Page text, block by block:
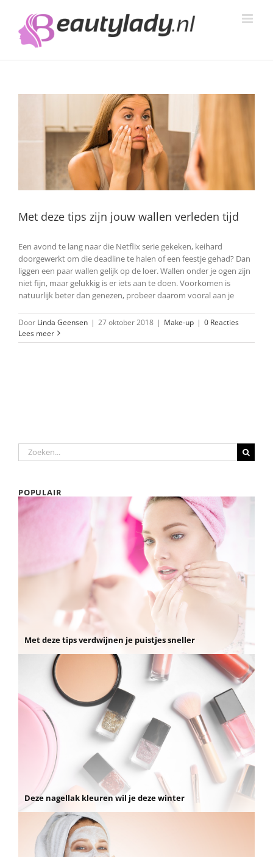
inhoud
Met deze tips zijn jouw wallen verleden tijd
Een avond te lang naar die Netflix serie gekeken, keihard
doorgewerkt om die deadline te halen of een feestje gehad? Dan
liggen een paar wallen gelijk op de loer. Wallen onder je ogen zijn
niet fijn, maar gelukkig is er iets aan te doen. Voorkomen is
natuurlijk beter dan genezen, probeer daarom vooral aan je
Door Linda Geensen | 27 oktober 2018 | Make-up | 0 Reacties
Lees meer
Zoeken
naar:
POPULAIR
Met deze tips verdwijnen je puistjes sneller
Deze nagellak kleuren wil je deze winter